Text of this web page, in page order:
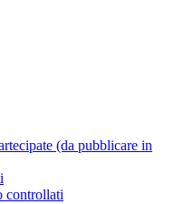
(da pubblicare in
controllati